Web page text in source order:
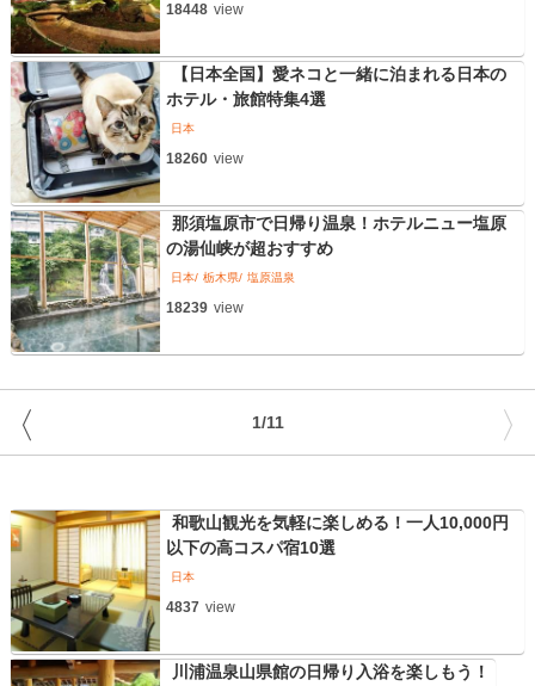
18448 view
【日本全国】愛ネコと一緒に泊まれる日本の
ホテル・旅館特集4選
日本
18260 view
那須塩原市で日帰り温泉！ホテルニュー塩原
の湯仙峡が超おすすめ
日本 栃木県 塩原温泉
18239 view
1/11
〈 〉
和歌山観光を気軽に楽しめる！一人10,000円
以下の高コスパ宿10選
日本
4837 view
川浦温泉山県館の日帰り入浴を楽しもう！